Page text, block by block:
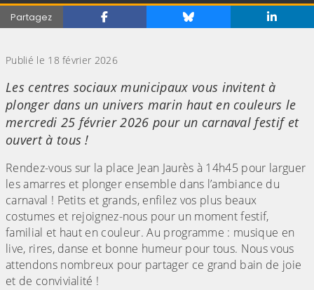
Partagez
Publié le 18 février 2026
Les centres sociaux municipaux vous invitent à
plonger dans un univers marin haut en couleurs le
mercredi 25 février 2026 pour un carnaval festif et
ouvert à tous !
Rendez-vous sur la place Jean Jaurès à 14h45 pour larguer
les amarres et plonger ensemble dans l’ambiance du
carnaval ! Petits et grands, enfilez vos plus beaux
costumes et rejoignez-nous pour un moment festif,
familial et haut en couleur. Au programme : musique en
live, rires, danse et bonne humeur pour tous. Nous vous
attendons nombreux pour partager ce grand bain de joie
et de convivialité !